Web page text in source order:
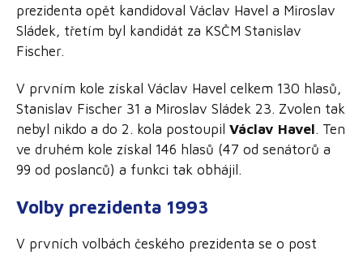
prezidenta opět kandidoval Václav Havel a Miroslav
Sládek, třetím byl kandidát za KSČM Stanislav
Fischer.
V prvním kole získal Václav Havel celkem 130 hlasů,
Stanislav Fischer 31 a Miroslav Sládek 23. Zvolen tak
nebyl nikdo a do 2. kola postoupil Václav Havel. Ten
ve druhém kole získal 146 hlasů (47 od senátorů a
99 od poslanců) a funkci tak obhájil.
Volby prezidenta 1993
V prvních volbách českého prezidenta se o post